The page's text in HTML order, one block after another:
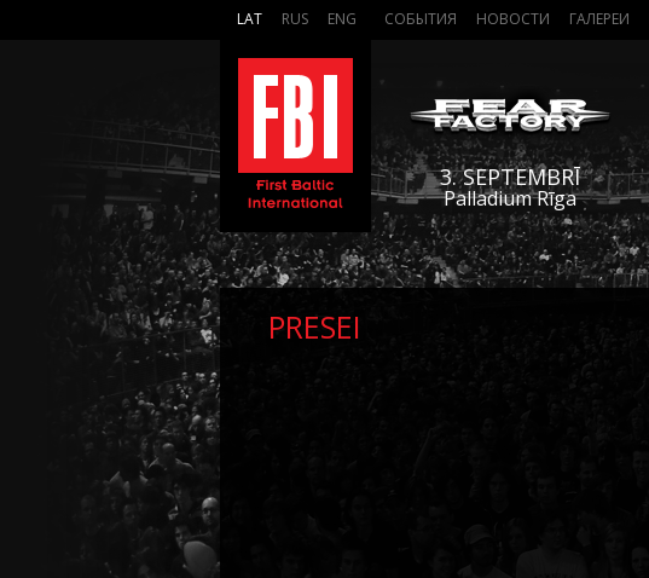
LAT RUS ENG СОБЫТИЯ НОВОСТИ ГАЛЕРЕИ
3. SEPTEMBRĪ
Palladium Rīga
PRESEI